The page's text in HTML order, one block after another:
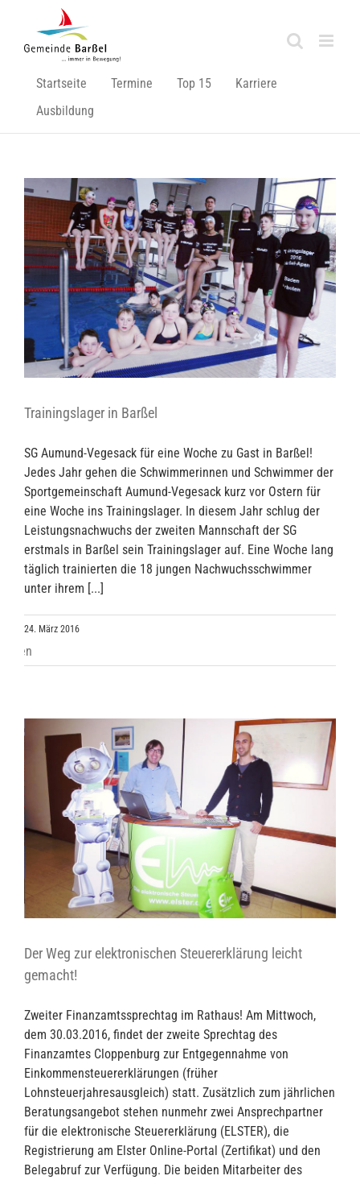
springen
Startseite Termine Top 15
Karriere
Ausbildung
Trainingslager in Barßel
SG Aumund-Vegesack für eine Woche zu Gast in Barßel!
Jedes Jahr gehen die Schwimmerinnen und Schwimmer der
Sportgemeinschaft Aumund-Vegesack kurz vor Ostern für
eine Woche ins Trainingslager. In diesem Jahr schlug der
Leistungsnachwuchs der zweiten Mannschaft der SG
erstmals in Barßel sein Trainingslager auf. Eine Woche lang
täglich trainierten die 18 jungen Nachwuchsschwimmer
unter ihrem [...]
24. März 2016
Der Weg zur elektronischen Steuererklärung leicht
gemacht!
Zweiter Finanzamtssprechtag im Rathaus! Am Mittwoch,
dem 30.03.2016, findet der zweite Sprechtag des
Finanzamtes Cloppenburg zur Entgegennahme von
Einkommensteuererklärungen (früher
Lohnsteuerjahresausgleich) statt. Zusätzlich zum jährlichen
Beratungsangebot stehen nunmehr zwei Ansprechpartner
für die elektronische Steuererklärung (ELSTER), die
Registrierung am Elster Online-Portal (Zertifikat) und den
Belegabruf zur Verfügung. Die beiden Mitarbeiter des